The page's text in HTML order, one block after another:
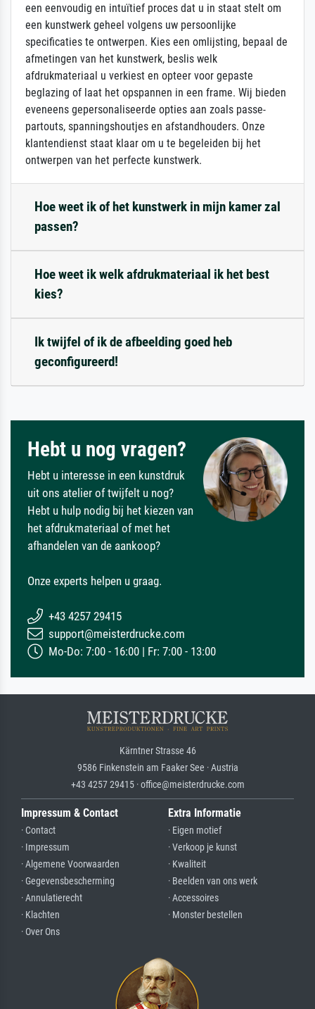
een eenvoudig en intuïtief proces dat u in staat stelt om
een kunstwerk geheel volgens uw persoonlijke
specificaties te ontwerpen. Kies een omlijsting, bepaal de
afmetingen van het kunstwerk, beslis welk
afdrukmateriaal u verkiest en opteer voor gepaste
beglazing of laat het opspannen in een frame. Wij bieden
eveneens gepersonaliseerde opties aan zoals passe-
partouts, spanningshoutjes en afstandhouders. Onze
klantendienst staat klaar om u te begeleiden bij het
ontwerpen van het perfecte kunstwerk.
Hoe weet ik of het kunstwerk in mijn kamer zal
passen?
Hoe weet ik welk afdrukmateriaal ik het best
kies?
Ik twijfel of ik de afbeelding goed heb
geconfigureerd!
Hebt u nog vragen?
Hebt u interesse in een kunstdruk
uit ons atelier of twijfelt u nog?
Hebt u hulp nodig bij het kiezen van
het afdrukmateriaal of met het
afhandelen van de aankoop?
Onze experts helpen u graag.
+43 4257 29415
support@meisterdrucke.com
Mo-Do: 7:00 - 16:00 | Fr: 7:00 - 13:00
Kärntner Strasse 46
9586 Finkenstein am Faaker See · Austria
+43 4257 29415 · office@meisterdrucke.com
Impressum & Contact
· Contact
· Impressum
· Algemene Voorwaarden
· Gegevensbescherming
· Annulatierecht
· Klachten
· Over Ons
Extra Informatie
· Eigen motief
· Verkoop je kunst
· Kwaliteit
· Beelden van ons werk
· Accessoires
· Monster bestellen